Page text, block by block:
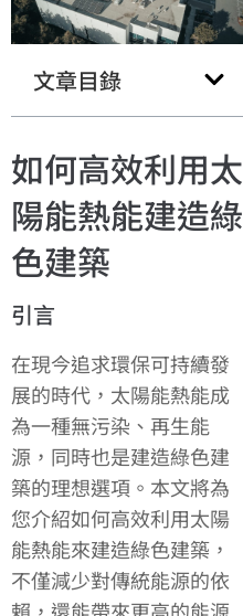
文章目錄
如何高效利用太
陽能熱能建造綠
色建築
引言
在現今追求環保可持續發
展的時代，太陽能熱能成
為一種無污染、再生能
源，同時也是建造綠色建
築的理想選項。本文將為
您介紹如何高效利用太陽
能熱能來建造綠色建築，
不僅減少對傳統能源的依